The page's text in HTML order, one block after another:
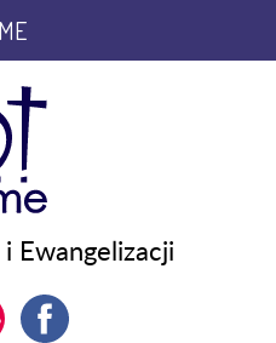
Ewangelizacji